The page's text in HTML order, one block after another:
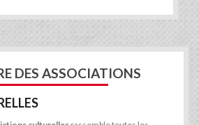
DES ASSOCIATIONS